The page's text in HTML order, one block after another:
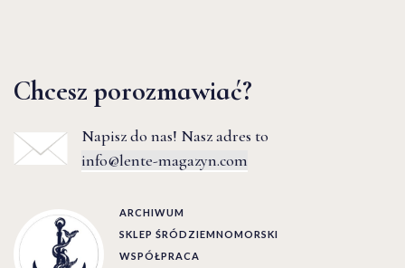
Chcesz porozmawiać?
Napisz do nas! Nasz adres to
info@lente-magazyn.com
ARCHIWUM
SKLEP ŚRÓDZIEMNOMORSKI
WSPÓŁPRACA